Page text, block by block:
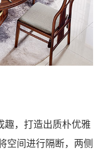
趣，打造出质朴优雅
空间进行隔断，两侧